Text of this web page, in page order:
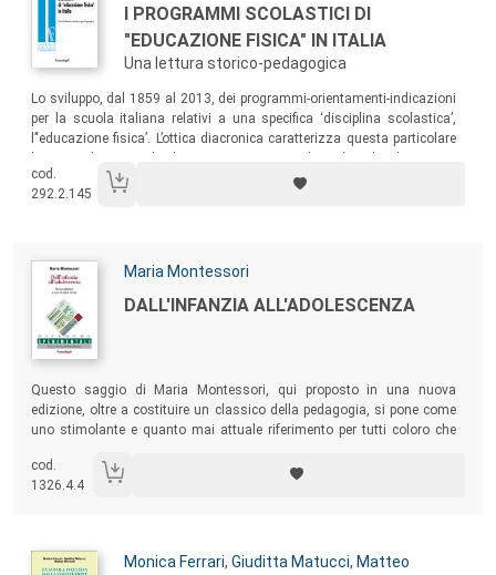
Titolo:
I PROGRAMMI SCOLASTICI DI
"EDUCAZIONE FISICA" IN ITALIA
Una lettura storico-pedagogica
Sommario:
Lo sviluppo, dal 1859 al 2013, dei programmi-orientamenti-indicazioni
per la scuola italiana relativi a una specifica ‘disciplina scolastica’,
l’‘educazione fisica’. L’ottica diacronica caratterizza questa particolare
al fine di fornire a diverse tipologie di lettori occasioni di ulteriore
approfondimento.
cod.
292.2.145
Autori:
Maria Montessori
Titolo:
DALL'INFANZIA ALL'ADOLESCENZA
Questo saggio di Maria Montessori, qui proposto in una nuova
edizione, oltre a costituire un classico della pedagogia, si pone come
uno stimolante e quanto mai attuale riferimento per tutti coloro che
centrata sulla valorizzazione dei processi psicologici dell’allievo e
sulla promozione della sua autonomia.
cod.
1326.4.4
Autori:
Monica Ferrari, Giuditta Matucci, Matteo